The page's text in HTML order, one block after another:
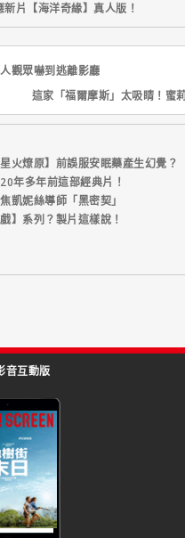
片【海洋奇緣】真人版！
觀眾嚇到逃離影廳
這家「福爾摩斯」太吸睛！蜜
火燎原】前誤服安眠藥產生幻覺？
年多年前這部經典片！
凱妮絲導師「黑密契」
】系列？製片這樣說！
音互動版